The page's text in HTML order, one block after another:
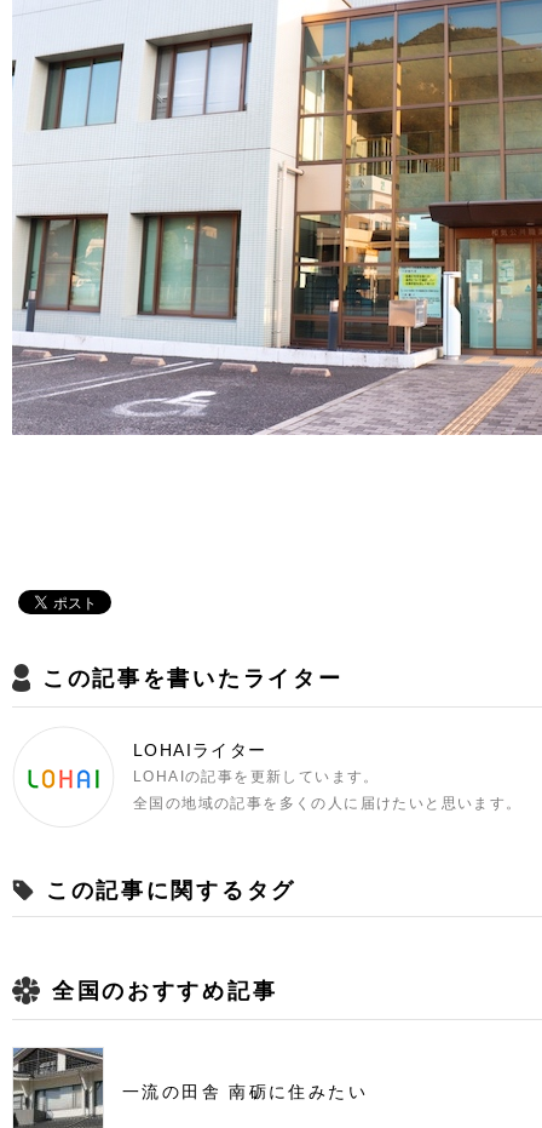
この記事を書いたライター
LOHAIライター
LOHAIの記事を更新しています。
全国の地域の記事を多くの人に届けたいと思います。
この記事に関するタグ
全国のおすすめ記事
一流の田舎 南砺に住みたい